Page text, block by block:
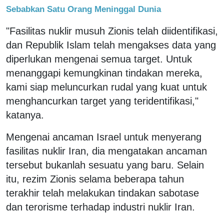
Sebabkan Satu Orang Meninggal Dunia
"Fasilitas nuklir musuh Zionis telah diidentifikasi,
dan Republik Islam telah mengakses data yang
diperlukan mengenai semua target. Untuk
menanggapi kemungkinan tindakan mereka,
kami siap meluncurkan rudal yang kuat untuk
menghancurkan target yang teridentifikasi,"
katanya.
Mengenai ancaman Israel untuk menyerang
fasilitas nuklir Iran, dia mengatakan ancaman
tersebut bukanlah sesuatu yang baru. Selain
itu, rezim Zionis selama beberapa tahun
terakhir telah melakukan tindakan sabotase
dan terorisme terhadap industri nuklir Iran.